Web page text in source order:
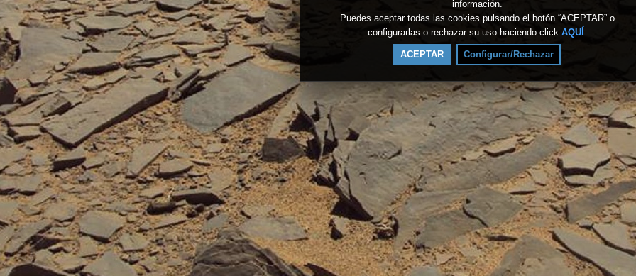
información.
Puedes aceptar todas las cookies pulsando el botón “ACEPTAR” o
configurarlas o rechazar su uso haciendo click AQUÍ .
ACEPTAR Configurar/Rechazar